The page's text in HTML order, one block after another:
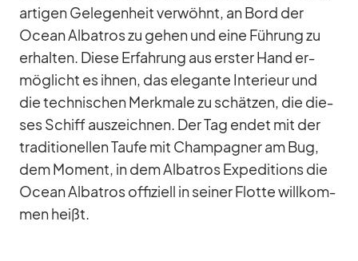
ar­ti­gen Ge­le­gen­heit ver­wöhnt, an Bord der
Ocean Al­ba­tros zu ge­hen und eine Füh­rung zu
er­hal­ten. Diese Er­fah­rung aus ers­ter Hand er­
mög­licht es ih­nen, das ele­gante In­te­ri­eur und
die tech­ni­schen Merk­male zu schät­zen, die die­
ses Schiff aus­zeich­nen. Der Tag en­det mit der
tra­di­tio­nel­len Taufe mit Cham­pa­gner am Bug,
dem Mo­ment, in dem Al­ba­tros Ex­pe­di­ti­ons die
Ocean Al­ba­tros of­fi­zi­ell in sei­ner Flotte will­kom­
men heißt.